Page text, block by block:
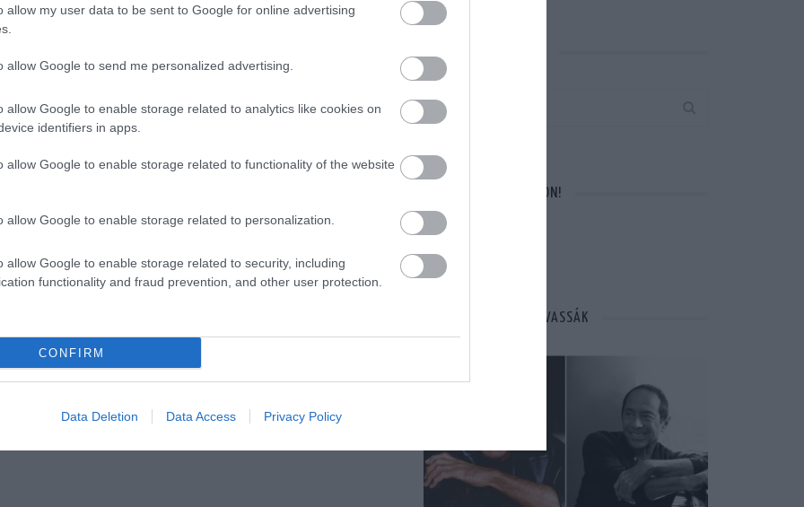
allow my user data to be sent to Google for online advertising
allow Google to send me personalized advertising.
allow Google to enable storage related to analytics like cookies on
identifiers in apps.
allow Google to enable storage related to functionality of the website
allow Google to enable storage related to personalization.
allow Google to enable storage related to security, including
functionality and fraud prevention, and other user protection.
CONFIRM
Data Deletion Data Access Privacy Policy
azok, akiknek sikerült megtalálniuk azt az embert, akivel
élhetnek, és nem kell azon töprengeniük, hogy
VÁRUNK A FACEBOOKON!
MÁSOK ÉPPEN EZT OLVASSÁK